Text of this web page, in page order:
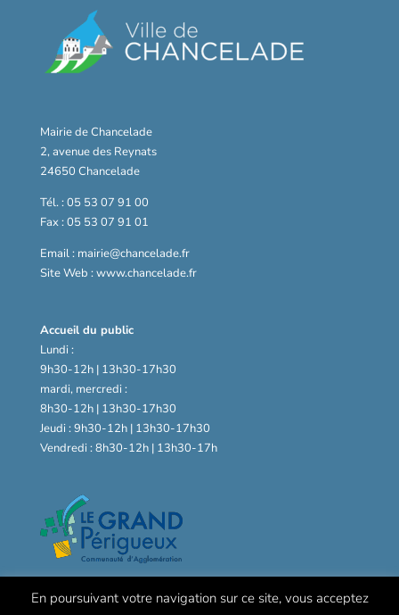
Mairie de Chancelade
2, avenue des Reynats
24650 Chancelade
Tél. : 05 53 07 91 00
Fax : 05 53 07 91 01
Email : mairie@chancelade.fr
Site Web : www.chancelade.fr
Accueil du public
Lundi :
9h30-12h | 13h30-17h30
mardi, mercredi :
8h30-12h | 13h30-17h30
Jeudi : 9h30-12h | 13h30-17h30
Vendredi : 8h30-12h | 13h30-17h
En poursuivant votre navigation sur ce site, vous acceptez